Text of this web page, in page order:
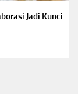
Jadi Kunci